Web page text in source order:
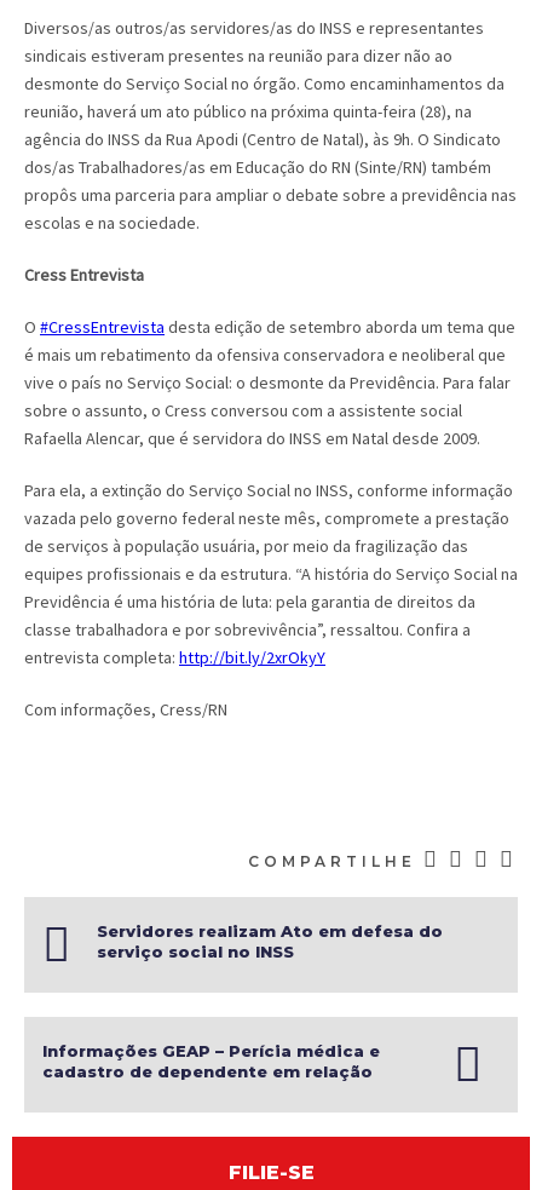
Diversos/as outros/as servidores/as do INSS e representantes
sindicais estiveram presentes na reunião para dizer não ao
desmonte do Serviço Social no órgão. Como encaminhamentos da
reunião, haverá um ato público na próxima quinta-feira (28), na
agência do INSS da Rua Apodi (Centro de Natal), às 9h. O Sindicato
dos/as Trabalhadores/as em Educação do RN (Sinte/RN) também
propôs uma parceria para ampliar o debate sobre a previdência nas
escolas e na sociedade.
Cress Entrevista
O #CressEntrevista desta edição de setembro aborda um tema que
é mais um rebatimento da ofensiva conservadora e neoliberal que
vive o país no Serviço Social: o desmonte da Previdência. Para falar
sobre o assunto, o Cress conversou com a assistente social
Rafaella Alencar, que é servidora do INSS em Natal desde 2009.
Para ela, a extinção do Serviço Social no INSS, conforme informação
vazada pelo governo federal neste mês, compromete a prestação
de serviços à população usuária, por meio da fragilização das
equipes profissionais e da estrutura. “A história do Serviço Social na
Previdência é uma história de luta: pela garantia de direitos da
classe trabalhadora e por sobrevivência”, ressaltou. Confira a
entrevista completa: http://bit.ly/2xrOkyY
Com informações, Cress/RN
COMPARTILHE
Servidores realizam Ato em defesa do
serviço social no INSS
Informações GEAP – Perícia médica e
cadastro de dependente em relação
FILIE-SE